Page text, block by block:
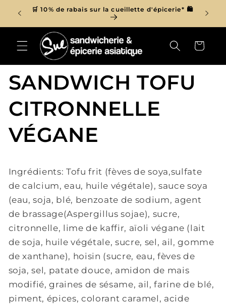
passer
contenu
150$ 🛒 10% de rabais sur la cueillette d'épicerie* 🛍
Panier
SANDWICH TOFU
CITRONNELLE
VÉGANE
Ingrédients:Tofu frit (fèves de soya,sulfate
de calcium, eau, huile végétale), sauce soya
(eau, soja, blé, benzoate de sodium, agent
de brassage(Aspergillus sojae), sucre,
citronnelle, lime de kaffir, aïoli végane (lait
de soja, huile végétale, sucre, sel, ail, gomme
de xanthane), hoisin (sucre, eau, fèves de
soja, sel, patate douce, amidon de mais
modifié, graines de sésame, ail, farine de blé,
piment, épices, colorant caramel, acide